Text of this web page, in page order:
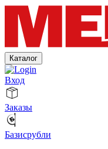
Каталог
Вход
Заказы
Базисрубли